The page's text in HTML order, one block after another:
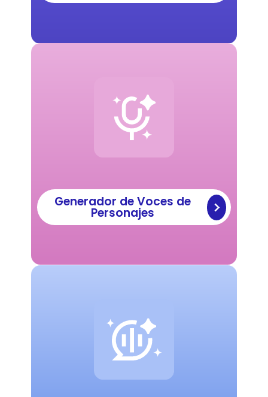
Generador de Voces de
Personajes